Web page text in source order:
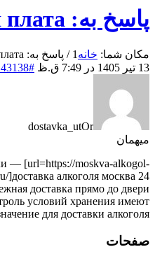
پاسخ به: макетная плата
مکان شما: خانه 1
/ پاسخ به: макетная плата
13 تیر 1405 در 7:49 ق.ظ
#143138
dostavka_utOr
میهمان
— [url=https://moskva-alkogol-
]доставка алкоголя москва 24
доставка прямо до двери.
условий хранения имеют
для доставки алкоголя.
صفحات